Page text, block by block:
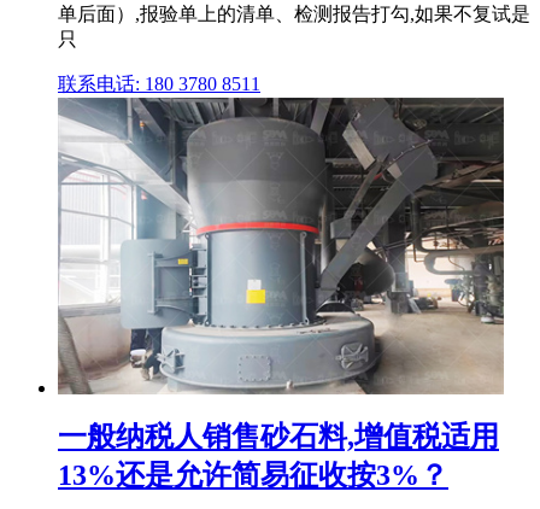
单后面）,报验单上的清单、检测报告打勾,如果不复试是
只
联系电话: 180 3780 8511
一般纳税人销售砂石料,增值税适用
13%还是允许简易征收按3%？